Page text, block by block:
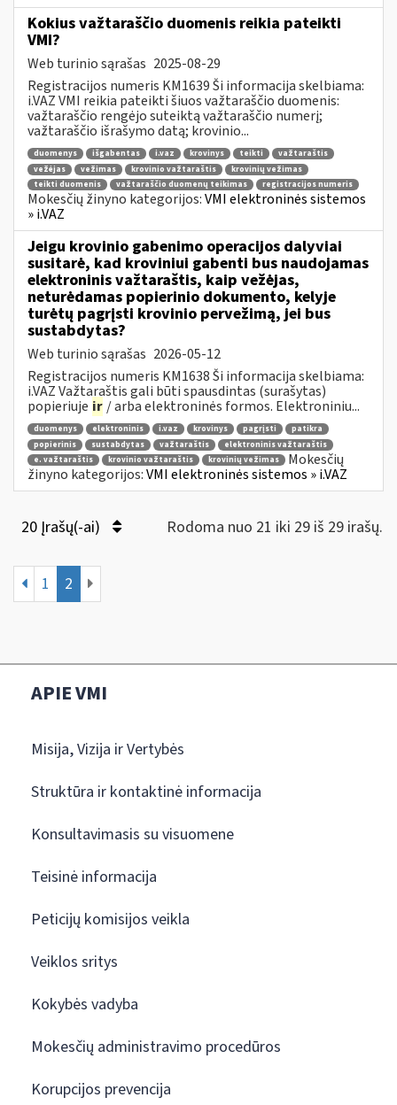
Kokius važtaraščio duomenis reikia pateikti
VMI?
Web turinio sąrašas 2025-08-29
Registracijos numeris KM1639 Ši informacija skelbiama:
i.VAZ VMI reikia pateikti šiuos važtaraščio duomenis:
važtaraščio rengėjo suteiktą važtaraščio numerį;
važtaraščio išrašymo datą; krovinio...
duomenys išgabentas i.vaz krovinys teikti
važtaraštis
vežėjas
vežimas krovinio važtaraštis
krovinių vežimas
teikti duomenis
važtaraščio duomenų teikimas registracijos numeris
Mokesčių žinyno kategorijos:VMI elektroninės sistemos
» i.VAZ
Jeigu krovinio gabenimo operacijos dalyviai
susitarė, kad kroviniui gabenti bus naudojamas
elektroninis važtaraštis, kaip vežėjas,
neturėdamas popierinio dokumento, kelyje
turėtų pagrįsti krovinio pervežimą, jei bus
sustabdytas?
Web turinio sąrašas 2026-05-12
Registracijos numeris KM1638 Ši informacija skelbiama:
i.VAZ Važtaraštis gali būti spausdintas (surašytas)
popieriuje ir / arba elektroninės formos. Elektroniniu...
duomenys elektroninis i.vaz krovinys pagrįsti
patikra
popierinis
sustabdytas važtaraštis
elektroninis važtaraštis
e. važtaraštis
krovinio važtaraštis krovinių vežimas
Mokesčių
žinyno kategorijos:VMI elektroninės sistemos » i.VAZ
20 Įrašų(-ai) Rodoma nuo 21 iki 29 iš 29 irašų.
1 2
APIE VMI
Misija, Vizija ir Vertybės
Struktūra ir kontaktinė informacija
Konsultavimasis su visuomene
Teisinė informacija
Peticijų komisijos veikla
Veiklos sritys
Kokybės vadyba
Mokesčių administravimo procedūros
Korupcijos prevencija